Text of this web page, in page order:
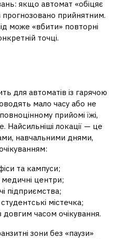
якщо автомат «обіцяє
прогнозовано прийнятним.
може «вбити» повторні
точці.
для автоматів із гарячою
мало часу або не
прийомі їжі,
локації — це
навчальними днями,
та кампуси;
медичні центри;
підприємства;
містечка;
довгим часом очікування.
зони без «паузи»